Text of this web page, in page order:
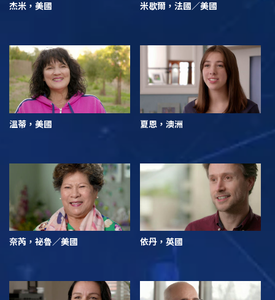
杰米，美國 米歇爾，法國／美國
溫蒂，美國 夏恩，澳洲
奈芮，祕魯／美國 依丹，英國